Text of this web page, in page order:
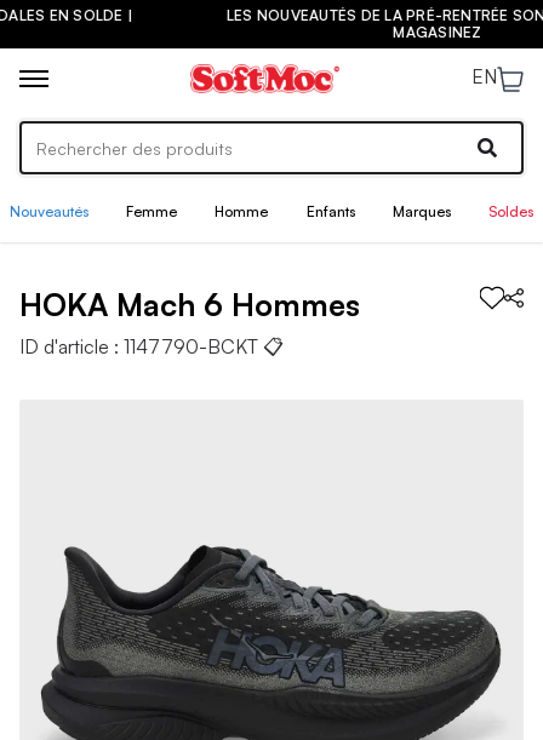
LES NOUVEAUTÉS DE LA PRÉ-RENTRÉE SONT ARRIVÉES ! |
EN
Nouveautés Femme Homme Enfants Marques Soldes
HOKA Mach 6 Hommes
ID d'article : 1147790-BCKT 📋